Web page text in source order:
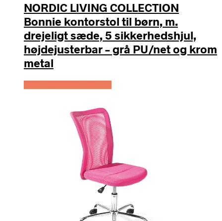
NORDIC LIVING COLLECTION
Bonnie kontorstol til børn, m.
drejeligt sæde, 5 sikkerhedshjul,
højdejusterbar – grå PU/net og krom
metal